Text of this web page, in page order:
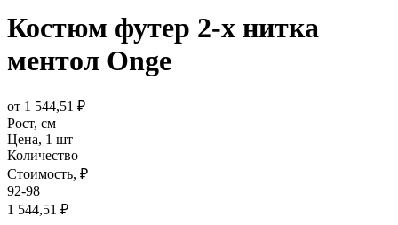
Костюм футер 2-х нитка
ментол Onge
от 1 544,51 ₽
Рост, см
Цена, 1 шт
Количество
Стоимость, ₽
92-98
1 544,51 ₽